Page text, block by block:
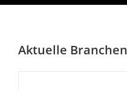
Aktuelle